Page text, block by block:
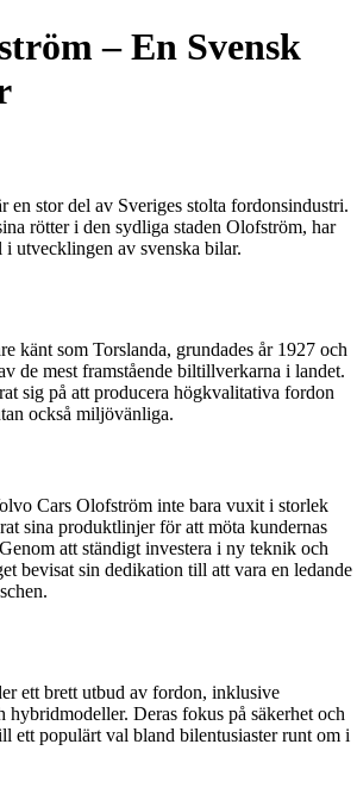
– En Svensk
en stor del av Sveriges stolta fordonsindustri.
rötter i den sydliga staden Olofström, har
i utvecklingen av svenska bilar.
känt som Torslanda, grundades år 1927 och
de mest framstående biltillverkarna i landet.
sig på att producera högkvalitativa fordon
också miljövänliga.
Cars Olofström inte bara vuxit i storlek
sina produktlinjer för att möta kundernas
att ständigt investera i ny teknik och
bevisat sin dedikation till att vara en ledande
ett brett utbud av fordon, inklusive
hybridmodeller. Deras fokus på säkerhet och
ett populärt val bland bilentusiaster runt om i